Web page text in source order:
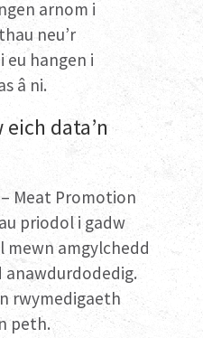
arnom i
neu’r
hangen i
â ni.
data’n
– Meat Promotion
priodol i gadw
amgylchedd
anawdurdodedig.
rwymedigaeth
peth.